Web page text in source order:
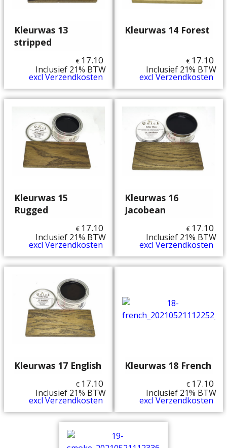
Kleurwas 13
stripped
€ 17.10
Inclusief 21% BTW
excl Verzendkosten
Kleurwas 14 Forest
€ 17.10
Inclusief 21% BTW
excl Verzendkosten
Kleurwas 15
Rugged
€ 17.10
Inclusief 21% BTW
excl Verzendkosten
Kleurwas 16
Jacobean
€ 17.10
Inclusief 21% BTW
excl Verzendkosten
Kleurwas 17 English
€ 17.10
Inclusief 21% BTW
excl Verzendkosten
Kleurwas 18 French
€ 17.10
Inclusief 21% BTW
excl Verzendkosten